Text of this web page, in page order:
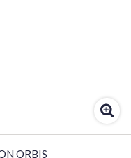
ORBIS